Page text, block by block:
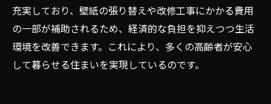
充実しており、壁紙の張り替えや改修工事にかかる費用
の一部が補助されるため、経済的な負担を抑えつつ生活
環境を改善できます。これにより、多くの高齢者が安心
して暮らせる住まいを実現しているのです。